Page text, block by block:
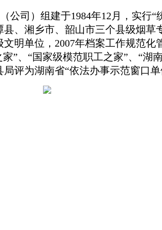
公司）组建于1984年12月，实行
、湘乡市、韶山市三个县级烟
文明单位，2007年档案工作规范
”、“国家级模范职工之家”、“
评为湖南省“依法办事示范窗口